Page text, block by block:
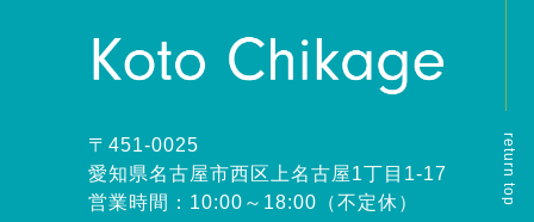
return top
〒451-0025
愛知県名古屋市西区上名古屋1丁目1-17
営業時間：10:00～18:00（不定休）